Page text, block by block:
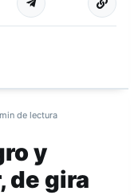
de lectura
y
de gira